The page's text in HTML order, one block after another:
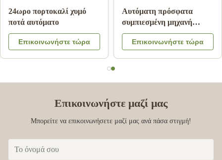
24ωρο πορτοκαλί χυμό
ποτά αυτόματο
Επικοινωνήστε τώρα
Αυτόματη πρόσφατα
συμπιεσμένη μηχανή
πώλησης χυμού από
πορτοκάλι για εμπορικό
Επικοινωνήστε τώρα
Επικοινωνήστε μαζί μας
Μπορείτε να επικοινωνήσετε μαζί μας ανά πάσα στιγμή!